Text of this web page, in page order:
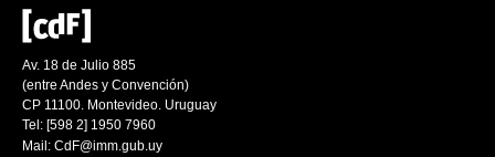
Av. 18 de Julio 885
(entre Andes y Convención)
CP 11100. Montevideo. Uruguay
Tel: [598 2] 1950 7960
Mail: CdF@imm.gub.uy